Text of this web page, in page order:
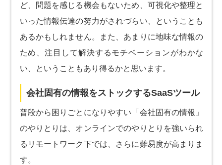
ど、問題を感じる機会もないため、可視化や整理と
いった情報伝達の努力がされづらい、ということも
あるかもしれません。また、あまりに地味な情報の
ため、注目して解決するモチベーションがわかな
い、ということもあり得るかと思います。
会社固有の情報をストックするSaaSツール
普段から困りごとになりやすい「会社固有の情報」
のやりとりは、オンラインでのやりとりを強いられ
るリモートワーク下では、さらに難易度が高まりま
す。